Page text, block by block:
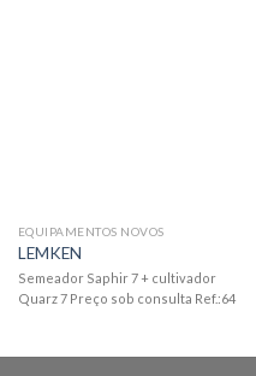
EQUIPAMENTOS NOVOS
LEMKEN
Semeador Saphir 7 + cultivador
Quarz 7 Preço sob consulta Ref.:64